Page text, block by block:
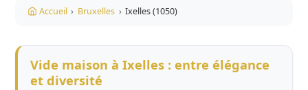
Accueil › Bruxelles › Ixelles (1050)
Vide maison à Ixelles : entre élégance
et diversité